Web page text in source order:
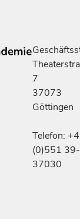
7
37073
Göttingen
Telefon:
(0)551 39-
37030